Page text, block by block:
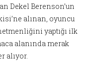
Dekel Berenson’un
alınan, oyuncu
yaptığı ilk
alanında merak
alıyor.